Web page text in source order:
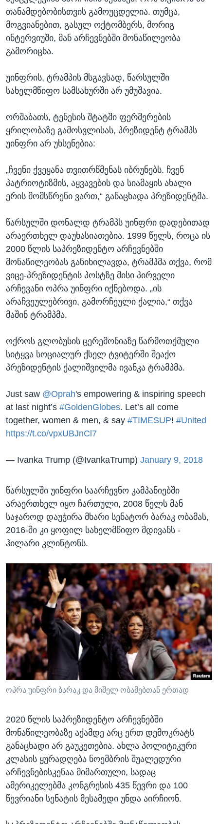
თანამდებობისთვის გამოუცდელია. თუმცა,
მოგვიანებით, გასულ ოქტომბერს, მორიგ
ინტერვიუში, მან არჩევნებში მონაწილეობა
გამორიცხა.
უინფრის, ტრამპის მსგავსად, წარსულში
სახელმწიფო სამსახურში არ უმუშავია.
ორშაბათს, ტენესის შტატში ფერმერების
ყრილობაზე გამოსვლისას, პრეზიდენტ ტრამპს
უინფრი არ უხსენებია:
„ჩვენი ქვეყანა თვითრწმენას იბრუნებს. ჩვენ
პატრიოტიზმის, აყვავების და სიამაყის ახალი
ერის მომსწრენი ვართ,“ განაცხადა პრეზიდენტმა.
წარსულში დონალდ ტრამპს უინფრი დადებითად
არაერთხელ დაუხასიათებია. 1999 წელს, როცა ის
2000 წლის საპრეზიდენტო არჩევნებში
მონაწილეობას განიხილავდა, ტრამპმა თქვა, რომ
ვიცე-პრეზიდენტის პოსტზე მისი პირველი
არჩევანი ოპრა უინფრი იქნებოდა. „ის
არაჩვეულებრივი, გამორჩეული ქალია,“ თქვა
მაშინ ტრამპმა.
ოქროს გლობუსის ცერემონიაზე წარმოთქმული
სიტყვა სოციალურ ქსელ ტვიტერში შეაქო
პრეზიდენტის ქალიშვილმა ივანკა ტრამპმა.
Just saw @Oprah's empowering & inspiring speech
at last night’s #GoldenGlobes. Let’s all come
together, women & men, & say #TIMESUP! #United
https://t.co/vpxUBJnCl7
— Ivanka Trump (@IvankaTrump) January 9, 2018
წარსულში უინფრი საარჩევნო კამპანიებში
არაერთხელ იყო ჩართული, 2008 წელს მან
საჯაროდ დაუჭირა მხარი სენატორ ბარაკ ობამას,
2016-ში კი ყოფილ სახელმწიფო მდივანს -
ჰილარი კლინტონს.
ოპრა უინფრი ბარაკ და მიშელ ობამებთან ერთად
2020 წლის საპრეზიდენტო არჩევნებში
მონაწილეობაზე აქამდე არც ერთ დემოკრატს
განაცხადი არ გაუკეთებია. ახლა პოლიტიკური
კლასის ყურადღება ნოემბრის შუალედური
არჩევნებისკენაა მიმართული, სადაც
ამერიკელებმა კონგრესის 435 წევრი და 100
წევრიანი სენატის მესამედი უნდა აირჩიონ.